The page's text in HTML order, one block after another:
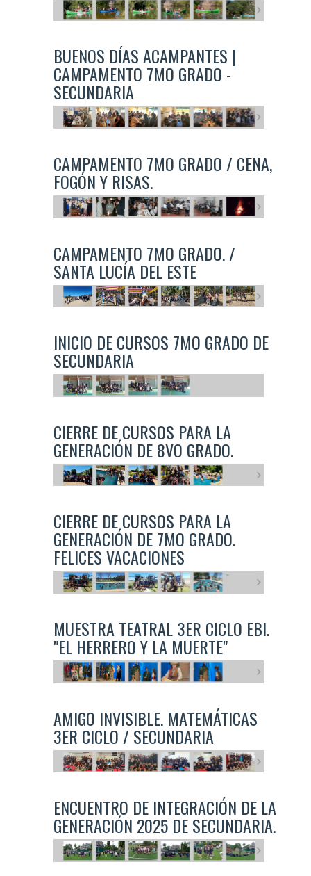
BUENOS DÍAS ACAMPANTES |
CAMPAMENTO 7MO GRADO -
SECUNDARIA
CAMPAMENTO 7MO GRADO / CENA,
FOGÓN Y RISAS.
CAMPAMENTO 7MO GRADO. /
SANTA LUCÍA DEL ESTE
INICIO DE CURSOS 7MO GRADO DE
SECUNDARIA
CIERRE DE CURSOS PARA LA
GENERACIÓN DE 8VO GRADO.
CIERRE DE CURSOS PARA LA
GENERACIÓN DE 7MO GRADO.
FELICES VACACIONES
MUESTRA TEATRAL 3ER CICLO EBI.
"EL HERRERO Y LA MUERTE"
AMIGO INVISIBLE. MATEMÁTICAS
3ER CICLO / SECUNDARIA
ENCUENTRO DE INTEGRACIÓN DE LA
GENERACIÓN 2025 DE SECUNDARIA.